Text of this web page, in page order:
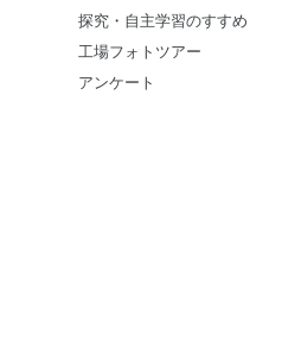
探究・自主学習のすすめ
工場フォトツアー
アンケート